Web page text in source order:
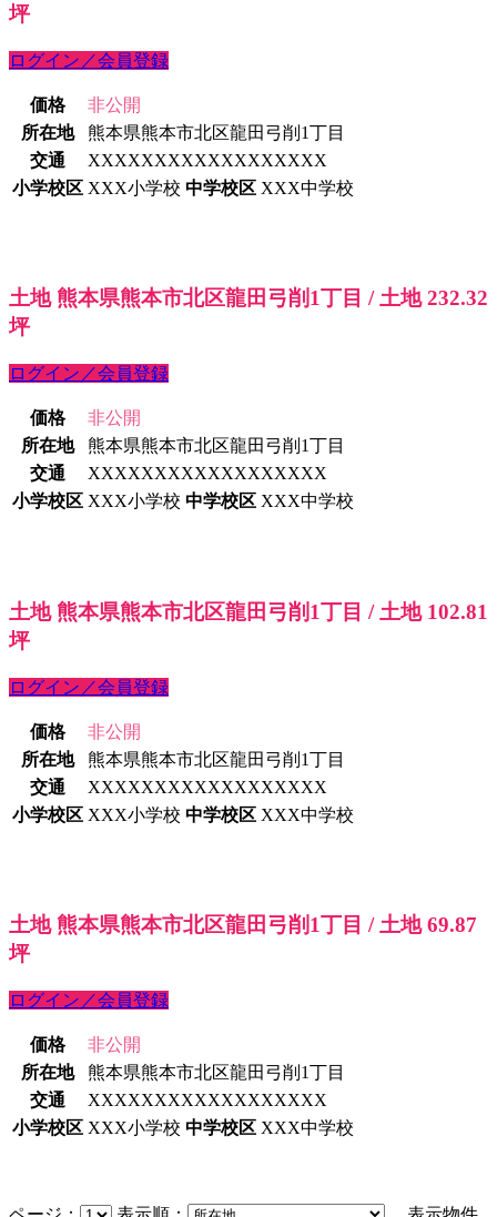
坪
ログイン／会員登録
価格
非公開
所在地
熊本県熊本市北区龍田弓削1丁目
交通
XXXXXXXXXXXXXXXXXX
小学校区 XXX小学校 中学校区 XXX中学校
土地 熊本県熊本市北区龍田弓削1丁目 / 土地 232.32
坪
ログイン／会員登録
価格
非公開
所在地
熊本県熊本市北区龍田弓削1丁目
交通
XXXXXXXXXXXXXXXXXX
小学校区 XXX小学校 中学校区 XXX中学校
土地 熊本県熊本市北区龍田弓削1丁目 / 土地 102.81
坪
ログイン／会員登録
価格
非公開
所在地
熊本県熊本市北区龍田弓削1丁目
交通
XXXXXXXXXXXXXXXXXX
小学校区 XXX小学校 中学校区 XXX中学校
土地 熊本県熊本市北区龍田弓削1丁目 / 土地 69.87
坪
ログイン／会員登録
価格
非公開
所在地
熊本県熊本市北区龍田弓削1丁目
交通
XXXXXXXXXXXXXXXXXX
小学校区 XXX小学校 中学校区 XXX中学校